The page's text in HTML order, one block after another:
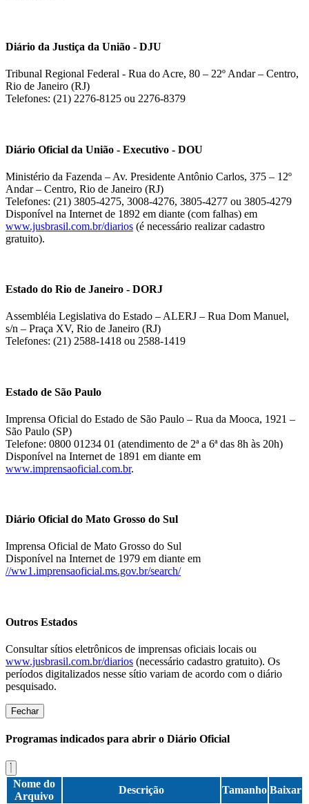
Diário da Justiça da União - DJU
Tribunal Regional Federal - Rua do Acre, 80 – 22º Andar – Centro,
Rio de Janeiro (RJ)
Telefones: (21) 2276-8125 ou 2276-8379
Diário Oficial da União - Executivo - DOU
Ministério da Fazenda – Av. Presidente Antônio Carlos, 375 – 12º
Andar – Centro, Rio de Janeiro (RJ)
Telefones: (21) 3805-4275, 3008-4276, 3805-4277 ou 3805-4279
Disponível na Internet de 1892 em diante (com falhas) em
www.jusbrasil.com.br/diarios (é necessário realizar cadastro
gratuito).
Estado do Rio de Janeiro - DORJ
Assembléia Legislativa do Estado – ALERJ – Rua Dom Manuel,
s/n – Praça XV, Rio de Janeiro (RJ)
Telefones: (21) 2588-1418 ou 2588-1419
Estado de São Paulo
Imprensa Oficial do Estado de São Paulo – Rua da Mooca, 1921 –
São Paulo (SP)
Telefone: 0800 01234 01 (atendimento de 2ª a 6ª das 8h às 20h)
Disponível na Internet de 1891 em diante em
www.imprensaoficial.com.br.
Diário Oficial do Mato Grosso do Sul
Imprensa Oficial de Mato Grosso do Sul
Disponível na Internet de 1979 em diante em
//ww1.imprensaoficial.ms.gov.br/search/
Outros Estados
Consultar sítios eletrônicos de imprensas oficiais locais ou
www.jusbrasil.com.br/diarios (necessário cadastro gratuito). Os
períodos digitalizados nesse sítio variam de acordo com o diário
pesquisado.
Fechar
Programas indicados para abrir o Diário Oficial
Nome do
Arquivo
Descrição Tamanho Baixar